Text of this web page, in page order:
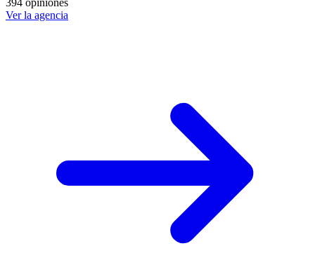
Ver la agencia